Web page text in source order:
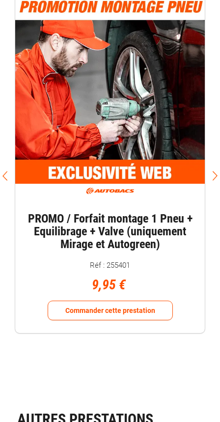
PROMO / Forfait montage 1 Pneu +
Equilibrage + Valve (uniquement
Mirage et Autogreen)
Réf : 255401
9,95 €
Commander cette prestation